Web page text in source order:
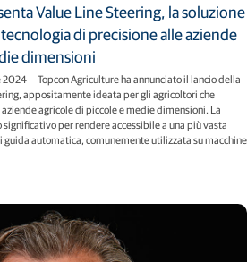
Value Line Steering, la soluzione
di precisione alle aziende
dimensioni
— Topcon Agriculture ha annunciato il lancio della
appositamente ideata per gli agricoltori che
agricole di piccole e medie dimensioni. La
per rendere accessibile a una più vasta
automatica, comunemente utilizzata su macchine